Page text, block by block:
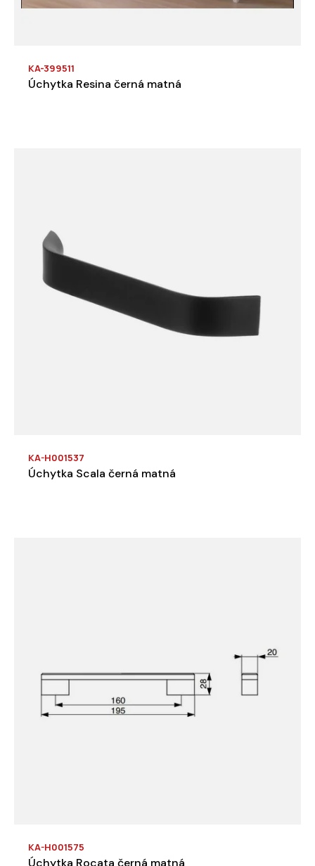
KA-399511
Úchytka Resina černá matná
KA-H001537
Úchytka Scala černá matná
KA-H001575
Úchytka Rocata černá matná